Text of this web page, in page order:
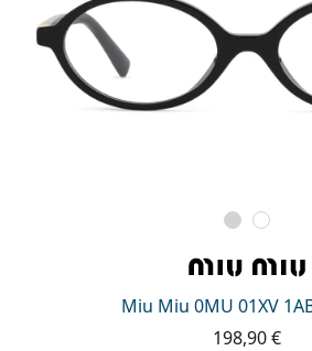
Miu Miu 0MU 01XV
198,90 €